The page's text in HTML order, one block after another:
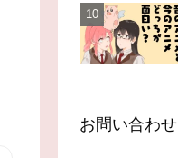
お問い合わせ